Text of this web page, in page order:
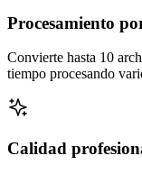
Procesamiento
Convierte hasta 10
tiempo procesando
Calidad